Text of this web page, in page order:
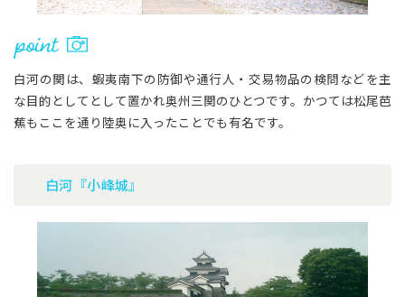
白河の関は、蝦夷南下の防御や通行人・交易物品の検問などを主
な目的としてとして置かれ奥州三関のひとつです。かつては松尾芭
蕉もここを通り陸奥に入ったことでも有名です。
白河『小峰城』